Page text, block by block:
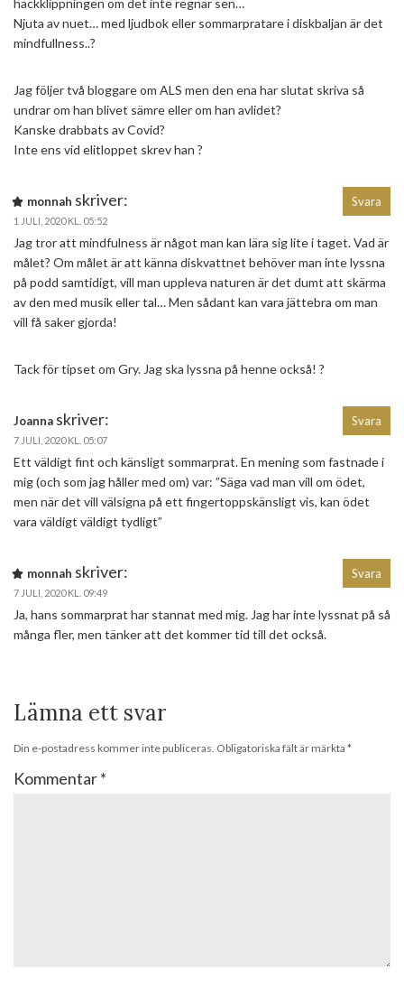
häckklippningen om det inte regnar sen…
Njuta av nuet… med ljudbok eller sommarpratare i diskbaljan är det
mindfullness..?
Jag följer två bloggare om ALS men den ena har slutat skriva så
undrar om han blivet sämre eller om han avlidet?
Kanske drabbats av Covid?
Inte ens vid elitloppet skrev han ?
monnah skriver:
1 JULI, 2020 KL. 05:52
Jag tror att mindfulness är något man kan lära sig lite i taget. Vad är
målet? Om målet är att känna diskvattnet behöver man inte lyssna
på podd samtidigt, vill man uppleva naturen är det dumt att skärma
av den med musik eller tal… Men sådant kan vara jättebra om man
vill få saker gjorda!
Tack för tipset om Gry. Jag ska lyssna på henne också! ?
Svara
Joanna skriver:
7 JULI, 2020 KL. 05:07
Ett väldigt fint och känsligt sommarprat. En mening som fastnade i
mig (och som jag håller med om) var: ”Säga vad man vill om ödet,
men när det vill välsigna på ett fingertoppskänsligt vis, kan ödet
vara väldigt väldigt tydligt”
Svara
monnah skriver:
7 JULI, 2020 KL. 09:49
Ja, hans sommarprat har stannat med mig. Jag har inte lyssnat på så
många fler, men tänker att det kommer tid till det också.
Svara
Lämna ett svar
Din e-postadress kommer inte publiceras. Obligatoriska fält är märkta *
Kommentar*